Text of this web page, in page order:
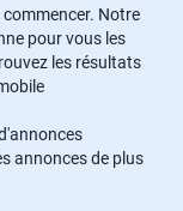
Notre
pour vous les
les résultats
annonces de plus